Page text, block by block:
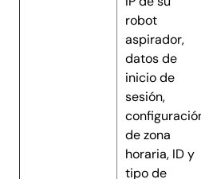
robot
aspirador,
datos de
inicio de
sesión,
de zona
horaria, ID y
tipo de